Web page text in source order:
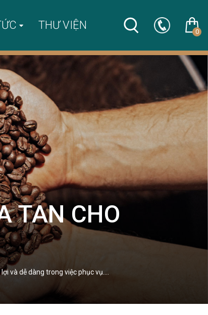
THƯ VIỆN 0
TAN CHO
và dễ dàng trong việc phục vụ.…